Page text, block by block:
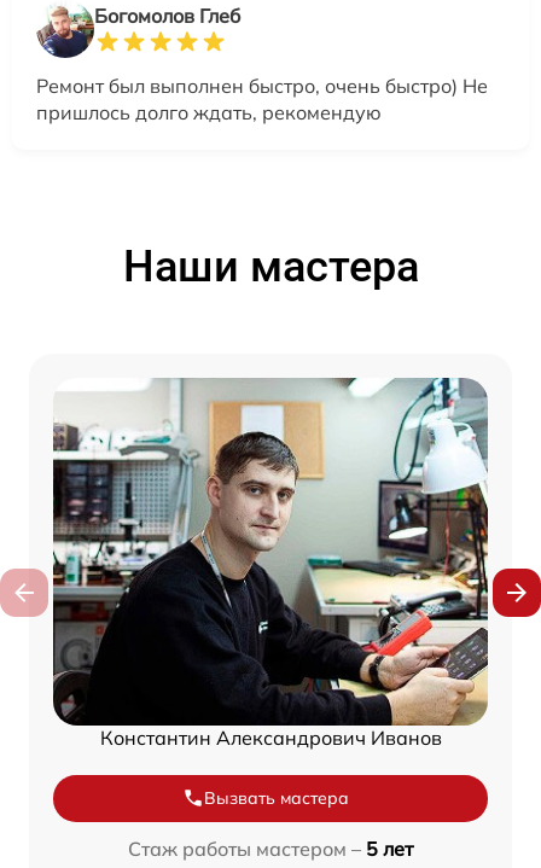
Богомолов Глеб
Ремонт был выполнен быстро, очень быстро) Не
пришлось долго ждать, рекомендую
Наши мастера
Константин Александрович Иванов
Вызвать мастера
Стаж работы мастером – 5 лет